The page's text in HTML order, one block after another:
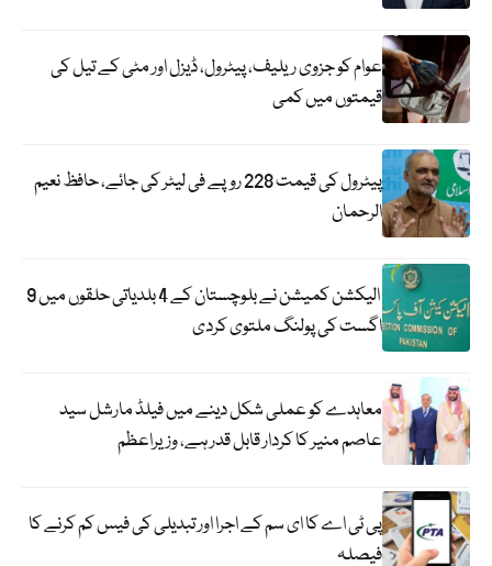
عوام کو جزوی ریلیف، پیٹرول، ڈیزل اور مٹی کے تیل کی
قیمتوں میں کمی
پیٹرول کی قیمت 228 روپے فی لیٹر کی جائے، حافظ نعیم
الرحمان
الیکشن کمیشن نے بلوچستان کے 4 بلدیاتی حلقوں میں 9
اگست کی پولنگ ملتوی کردی
معاہدے کو عملی شکل دینے میں فیلڈ مارشل سید
عاصم منیر کا کردار قابل قدر ہے، وزیراعظم
پی ٹی اے کا ای سم کے اجرا اور تبدیلی کی فیس کم کرنے کا
فیصلہ